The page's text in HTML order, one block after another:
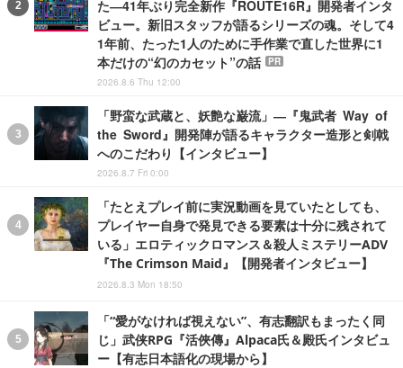
た―41年ぶり完全新作『ROUTE16R』開発者インタ
ビュー。新旧スタッフが語るシリーズの魂。そして4
1年前、たった1人のために手作業で直した世界に1
本だけの“幻のカセット”の話
PR
2026.8.6 Thu 12:00
「野蛮な武蔵と、妖艶な巌流」―『鬼武者 Way of
the Sword』開発陣が語るキャラクター造形と剣戟
へのこだわり【インタビュー】
2026.8.7 Fri 0:00
「たとえプレイ前に実況動画を見ていたとしても、
プレイヤー自身で発見できる要素は十分に残されて
いる」エロティックロマンス＆殺人ミステリーADV
『The Crimson Maid』【開発者インタビュー】
2026.8.3 Mon 18:50
「“愛がなければ視えない”、有志翻訳もまったく同
じ」武侠RPG『活俠傳』Alpaca氏＆殿氏インタビュ
ー【有志日本語化の現場から】